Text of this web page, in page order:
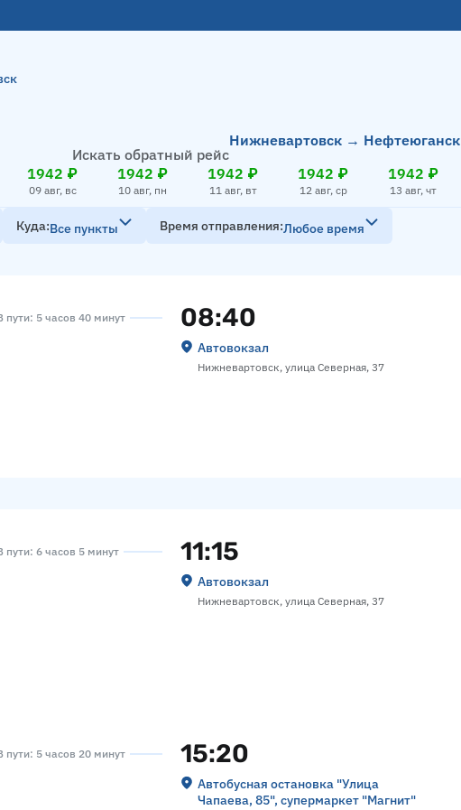
Искать обратный рейс
Нижневартовск → Нефтеюганск
1942 ₽
09 авг, вс
1942 ₽
10 авг, пн
1942 ₽
11 авг, вт
1942 ₽
12 авг, ср
1942 ₽
13 авг, чт
Куда Все пункты Время отправления Любое время
пути: 5 часов 40 минут 08:40
Автовокзал
Нижневартовск, улица Северная, 37
пути: 6 часов 5 минут 11:15
Автовокзал
Нижневартовск, улица Северная, 37
пути: 5 часов 20 минут 15:20
Автобусная остановка "Улица
Чапаева, 85", супермаркет "Магнит"